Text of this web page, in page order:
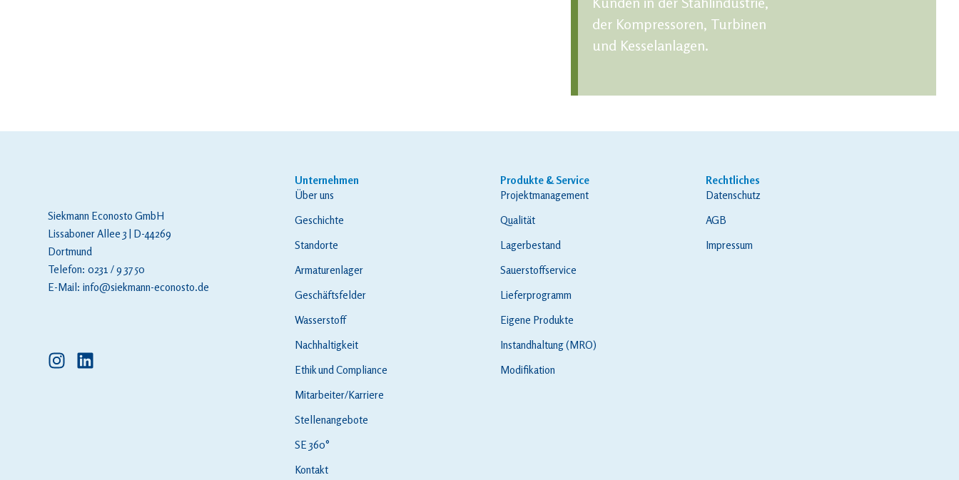
der Kompressoren, Turbinen
und Kesselanlagen.
Siekmann Econosto GmbH
Lissaboner Allee 3 | D-44269
Dortmund
Telefon: 0231 / 9 37 50
E-Mail:info@siekmann-econosto.de
I
L
Unternehmen
Über uns
Geschichte
Standorte
Armaturenlager
Geschäftsfelder
Wasserstoff
Nachhaltigkeit
Ethik und Compliance
Mitarbeiter/Karriere
Stellenangebote
SE 360°
Kontakt
Produkte & Service
Projektmanagement
Qualität
Lagerbestand
Sauerstoffservice
Lieferprogramm
Eigene Produkte
Instandhaltung (MRO)
Modifikation
Rechtliches
Datenschutz
AGB
Impressum